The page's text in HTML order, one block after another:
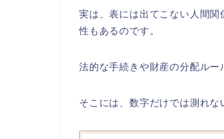
実は、表には出てこない人間
性もあるのです。
法的な手続きや財産の分配ルー
そこには、数字だけでは測れな